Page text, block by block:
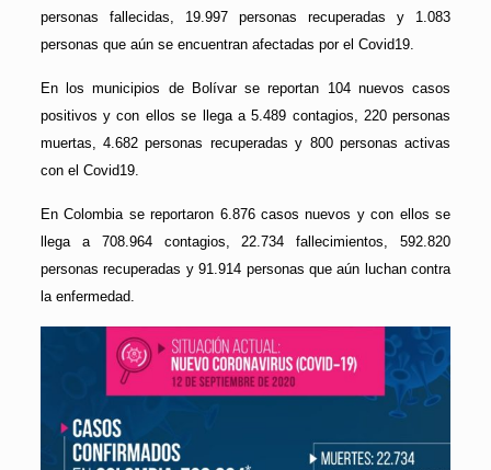
personas fallecidas, 19.997 personas recuperadas y 1.083
personas que aún se encuentran afectadas por el Covid19.
En los municipios de Bolívar se reportan 104 nuevos casos
positivos y con ellos se llega a 5.489 contagios, 220 personas
muertas, 4.682 personas recuperadas y 800 personas activas
con el Covid19.
En Colombia se reportaron 6.876 casos nuevos y con ellos se
llega a 708.964 contagios, 22.734 fallecimientos, 592.820
personas recuperadas y 91.914 personas que aún luchan contra
la enfermedad.